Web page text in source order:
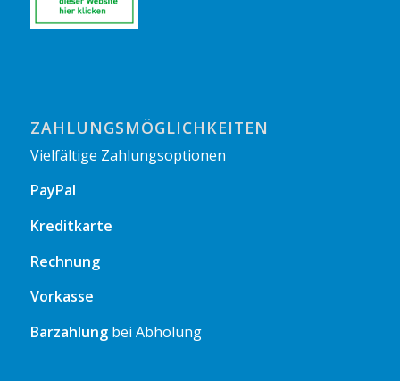
ZAHLUNGSMÖGLICHKEITEN
Vielfältige Zahlungsoptionen
PayPal
Kreditkarte
Rechnung
Vorkasse
Barzahlungbei Abholung